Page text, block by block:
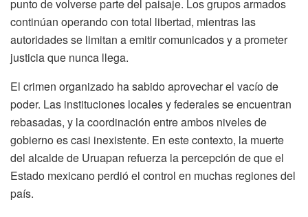
punto de volverse parte del paisaje. Los grupos armados
continúan operando con total libertad, mientras las
autoridades se limitan a emitir comunicados y a prometer
justicia que nunca llega.
El crimen organizado ha sabido aprovechar el vacío de
poder. Las instituciones locales y federales se encuentran
rebasadas, y la coordinación entre ambos niveles de
gobierno es casi inexistente. En este contexto, la muerte
del alcalde de Uruapan refuerza la percepción de que el
Estado mexicano perdió el control en muchas regiones del
país.